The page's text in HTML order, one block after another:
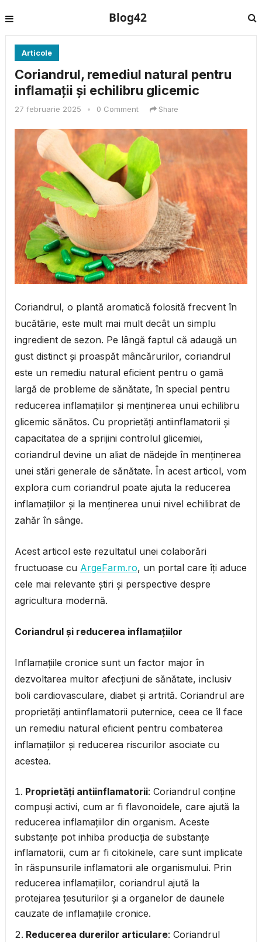
Blog42
Articole
Coriandrul, remediul natural pentru
inflamații și echilibru glicemic
27 februarie 2025 • 0 Comment Share
Coriandrul, o plantă aromatică folosită frecvent în
bucătărie, este mult mai mult decât un simplu
ingredient de sezon. Pe lângă faptul că adaugă un
gust distinct și proaspăt mâncărurilor, coriandrul
este un remediu natural eficient pentru o gamă
largă de probleme de sănătate, în special pentru
reducerea inflamațiilor și menținerea unui echilibru
glicemic sănătos. Cu proprietăți antiinflamatorii și
capacitatea de a sprijini controlul glicemiei,
coriandrul devine un aliat de nădejde în menținerea
unei stări generale de sănătate. În acest articol, vom
explora cum coriandrul poate ajuta la reducerea
inflamațiilor și la menținerea unui nivel echilibrat de
zahăr în sânge.
Acest articol este rezultatul unei colaborări
fructuoase cu ArgeFarm.ro, un portal care îți aduce
cele mai relevante știri și perspective despre
agricultura modernă.
Coriandrul și reducerea inflamațiilor
Inflamațiile cronice sunt un factor major în
dezvoltarea multor afecțiuni de sănătate, inclusiv
boli cardiovasculare, diabet și artrită. Coriandrul are
proprietăți antiinflamatorii puternice, ceea ce îl face
un remediu natural eficient pentru combaterea
inflamațiilor și reducerea riscurilor asociate cu
acestea.
Proprietăți antiinflamatorii: Coriandrul conține
compuși activi, cum ar fi flavonoidele, care ajută la
reducerea inflamațiilor din organism. Aceste
substanțe pot inhiba producția de substanțe
inflamatorii, cum ar fi citokinele, care sunt implicate
în răspunsurile inflamatorii ale organismului. Prin
reducerea inflamațiilor, coriandrul ajută la
protejarea țesuturilor și a organelor de daunele
cauzate de inflamațiile cronice.
Reducerea durerilor articulare: Coriandrul